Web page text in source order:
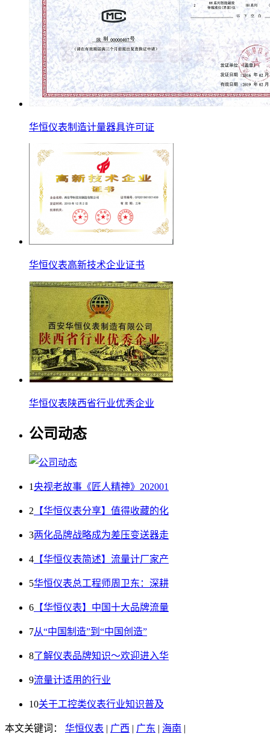
华恒仪表制造计量器具许可证
华恒仪表高新技术企业证书
华恒仪表陕西省行业优秀企业
公司动态
1央视老故事《匠人精神》202001
2 【华恒仪表分享】值得收藏的化
3两化品牌战略成为差压变送器走
4 【华恒仪表简述】流量计厂家产
5华恒仪表总工程师周卫东：深耕
6 【华恒仪表】中国十大品牌流量
7从“中国制造”到“中国创造”
8了解仪表品牌知识～欢迎进入华
9流量计适用的行业
10关于工控类仪表行业知识普及
本文关键词： 华恒仪表 | 广西 | 广东 | 海南 |